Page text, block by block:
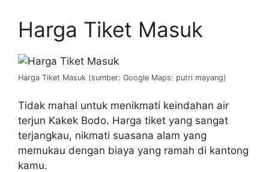
Harga Tiket Masuk
Harga Tiket Masuk (sumber: Google Maps: putri mayang)
Tidak mahal untuk menikmati keindahan air
terjun Kakek Bodo. Harga tiket yang sangat
terjangkau, nikmati suasana alam yang
memukau dengan biaya yang ramah di kantong
kamu.